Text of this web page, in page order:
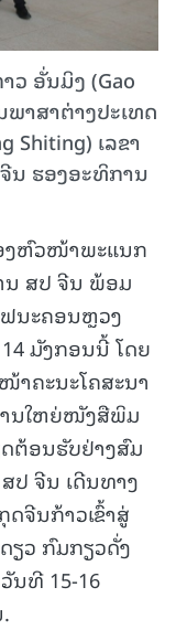
ວ ອັ່ນມິງ (Gao
າສາຕ່າງປະເທດ
Shiting) ເລຂາ
ນ ຮອງອະທິການ
ອງຫົວໜ້າພະແນກ
ນ ສປ ຈີນ ພ້ອມ
ຟນະຄອນຫຼວງ
ມັງກອນນີ້ ໂດຍ
າຄະນະໂຄສະນາ
ນໃຫຍ່ໜັງສືພິມ
ຕ້ອນຮັບຢ່າງສົມ
ປ ຈີນ ເດີນທາງ
ຈີນກ້າວເຂົ້າສູ່
ຽວ ກົມກຽວດັ່ງ
ນທີ 15-16